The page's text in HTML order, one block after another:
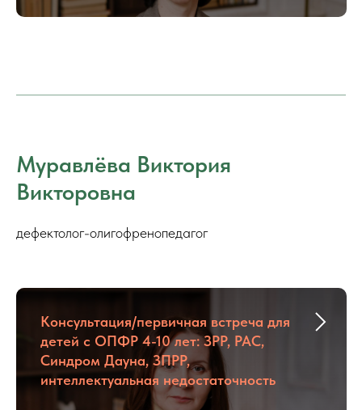
Муравлёва Виктория
Викторовна
дефектолог-олигофренопедагог
Консультация/первичная встреча для
детей с ОПФР 4-10 лет: ЗРР, РАС,
Синдром Дауна, ЗПРР,
интеллектуальная недостаточность